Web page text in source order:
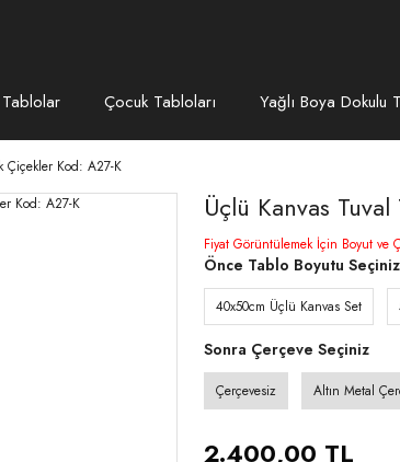
Çocuk Tabloları Yağlı Boya Dokulu
Çiçekler Kod: A27-K
Üçlü Kanvas
Fiyat Görüntülemek İçin Boyut ve
Önce Tablo Boyutu Seçiniz
40x50cm Üçlü Kanvas Set
Sonra Çerçeve Seçiniz
Çerçevesiz Altın Metal
2.400,00 TL